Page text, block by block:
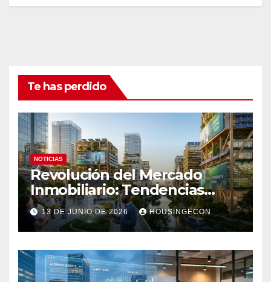
Te has perdido
NOTICIAS
Revolución del Mercado
Inmobiliario: Tendencias
Clave 2023
13 DE JUNIO DE 2026 HOUSINGECON